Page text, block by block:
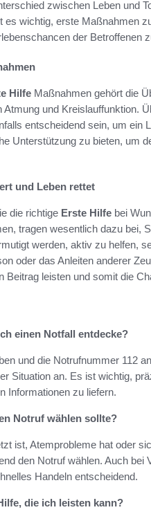
zwischen Leben und
es wichtig, erste Maßnahmen
der Betroffenen
Hilfe Maßnahmen gehört die
Atmung und Kreislauffunktion.
entscheidend sein, um
Unterstützung zu bieten, um
und Leben rettet
die richtige Erste Hilfe bei
tragen wesentlich dazu bei,
werden, aktiv zu helfen,
oder das Anleiten anderer
Beitrag leisten und somit die
einen Notfall entdecke?
und die Notrufnummer 112
Situation an. Es ist wichtig,
Informationen zu liefern.
Notruf wählen sollte?
ist, Atemprobleme hat oder
den Notruf wählen. Auch
Handeln entscheidend.
die ich leisten kann?